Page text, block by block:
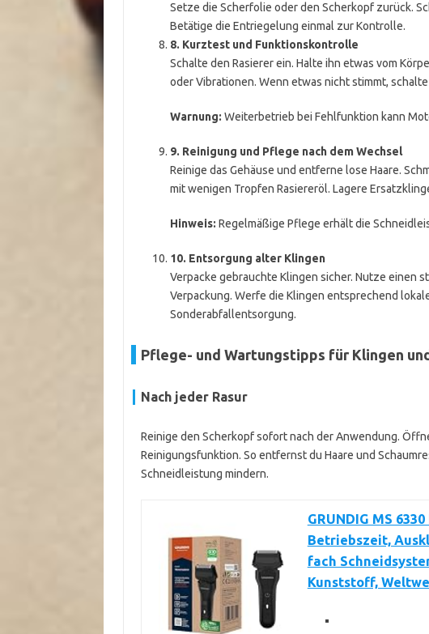
Setze die Scherfolie oder den Scherkopf zurück.
Betätige die Entriegelung einmal zur Kontrolle.
8. Kurztest und Funktionskontrolle
Schalte den Rasierer ein. Halte ihn etwas vom
oder Vibrationen. Wenn etwas nicht stimmt,
Warnung: Weiterbetrieb bei Fehlfunktion kann
9. Reinigung und Pflege nach dem Wechsel
Reinige das Gehäuse und entferne lose Haare.
mit wenigen Tropfen Rasiereröl. Lagere
Hinweis: Regelmäßige Pflege erhält die
10. Entsorgung alter Klingen
Verpacke gebrauchte Klingen sicher. Nutze einen
Verpackung. Werfe die Klingen entsprechend
Sonderabfallentsorgung.
Pflege- und Wartungstipps für Klingen
Nach jeder Rasur
Reinige den Scherkopf sofort nach der Anwendung.
Reinigungsfunktion. So entfernst du Haare und
Schneidleistung mindern.
GRUNDIG MS
Betriebszeit,
fach
Kunststoff,